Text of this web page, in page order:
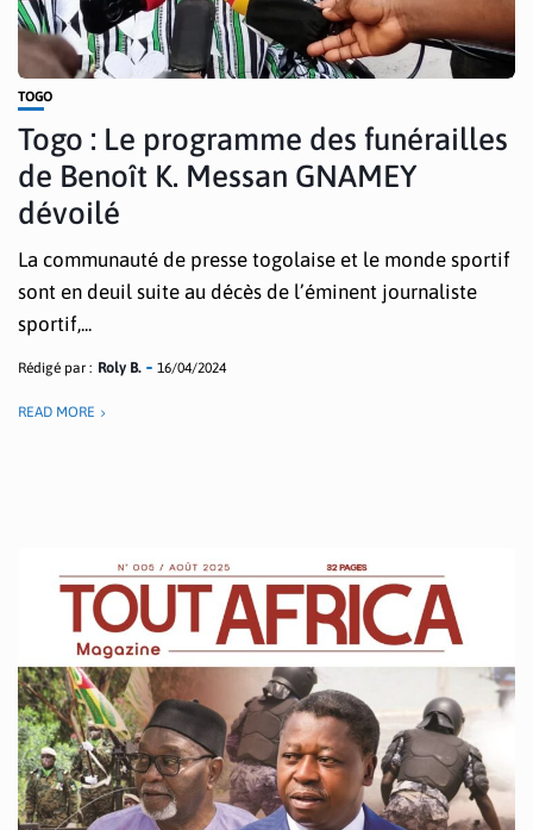
TOGO
Togo : Le programme des funérailles
de Benoît K. Messan GNAMEY
dévoilé
La communauté de presse togolaise et le monde sportif
sont en deuil suite au décès de l’éminent journaliste
sportif,...
Rédigé par : Roly B. 16/04/2024
READ MORE